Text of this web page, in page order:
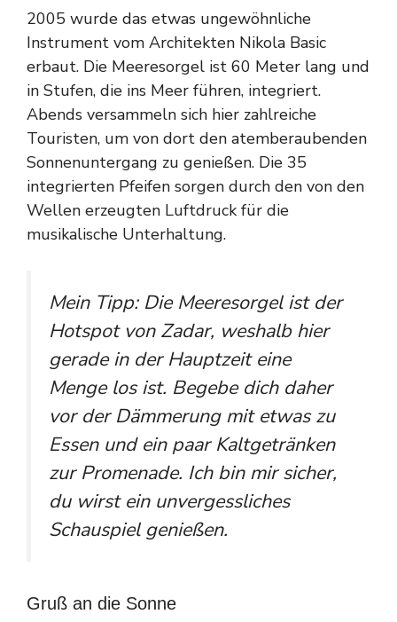
2005 wurde das etwas ungewöhnliche
Instrument vom Architekten Nikola Basic
erbaut. Die Meeresorgel ist 60 Meter lang und
in Stufen, die ins Meer führen, integriert.
Abends versammeln sich hier zahlreiche
Touristen, um von dort den atemberaubenden
Sonnenuntergang zu genießen. Die 35
integrierten Pfeifen sorgen durch den von den
Wellen erzeugten Luftdruck für die
musikalische Unterhaltung.
Mein Tipp: Die Meeresorgel ist der
Hotspot von Zadar, weshalb hier
gerade in der Hauptzeit eine
Menge los ist. Begebe dich daher
vor der Dämmerung mit etwas zu
Essen und ein paar Kaltgetränken
zur Promenade. Ich bin mir sicher,
du wirst ein unvergessliches
Schauspiel genießen.
Gruß an die Sonne